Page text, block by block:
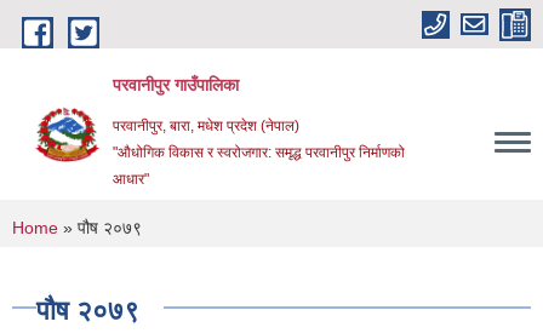
Skip to main content
परवानीपुर गाउँपालिका
परवानीपुर, बारा, मधेश प्रदेश (नेपाल)
"औधोगिक विकास र स्वरोजगार: समृद्ध परवानीपुर निर्माणको
आधार"
You are here
Home » पौष २०७९
पौष २०७९